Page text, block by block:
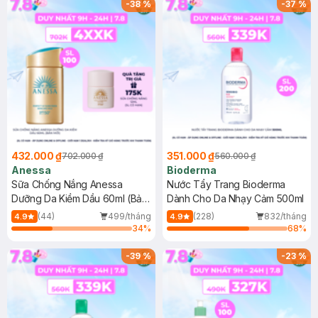
-38%
432.000 ₫702.000 ₫
Anessa
Sữa Chống Nắng Anessa
Dưỡng Da Kiềm Dầu 60ml (Bản
Mới)
4.9 (44)
499/tháng
34%
-37%
351.000 ₫560.000 ₫
Bioderma
Nước Tẩy Trang Bioderma
Dành Cho Da Nhạy Cảm 500ml
4.9 (228)
832/tháng
68%
-39% -23%